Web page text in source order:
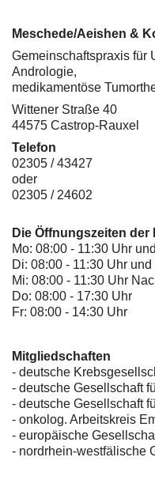
Meschede/Aeishen &
Gemeinschaftspraxis für
Andrologie,
medikamentöse
Wittener Straße 40
44575 Castrop-Rauxel
Telefon
02305 / 43427
oder
02305 / 24602
Die Öffnungszeiten der
Mo: 08:00 - 11:30 Uhr
Di: 08:00 - 11:30 Uhr
Mi: 08:00 - 11:30 Uhr
Do: 08:00 - 17:30 Uhr
Fr: 08:00 - 14:30 Uhr
Mitgliedschaften
- deutsche
- deutsche Gesellschaft
- deutsche Gesellschaft
- onkolog. Arbeitskreis
- europäische
- nordrhein-westfälische